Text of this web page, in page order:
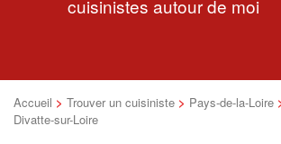
cuisinistes autour de moi
Accueil > Trouver un cuisiniste > Pays-de-la-Loire
Divatte-sur-Loire